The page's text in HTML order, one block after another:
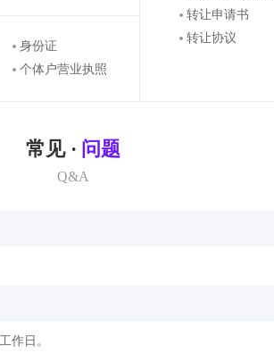
转让申请书
转让协议
身份证
个体户营业执照
常见 · 问题
Q&A
作日。